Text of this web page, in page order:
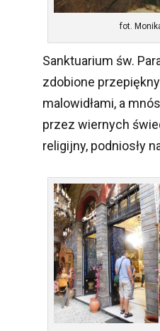
fot.
Sanktuarium św.
zdobione
malowidłami, a
przez wiernych
religijny, podniosły